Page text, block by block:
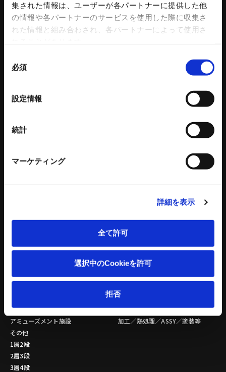
集された情報は、ユーザーが各パートナーに提供した他
の情報や各パートナーのサービスを使用した際に収集さ
れた情報と組み合わされ、各パートナーによって使用さ
必須
設定情報
統計
マーケティング
詳細を表示
全て許可
選択中のCookieを許可
拒否
ロボットアクセサリー
自動化ソリューション
カタログダウンロード
各種チラシダウンロード
工作機器 関連コンテンツ
バッチ式混練造粒機シリーズ
バッチ式産業用混練機シリーズ
ペレット成形機
もみがら粉砕機
トリートメントプロ
立体駐車場
公共施設
医療・福祉施設
アミューズメント施設
その他
1層2段
2層3段
3層4段
金属素形材
複雑形状
特殊材 鋳造品
加工／熱処理／ASSY／塗装等